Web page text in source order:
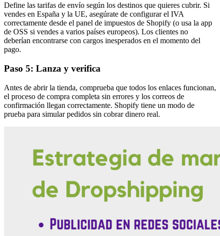
Define las tarifas de envío según los destinos que quieres cubrir. Si
vendes en España y la UE, asegúrate de configurar el IVA
correctamente desde el panel de impuestos de Shopify (o usa la app
de OSS si vendes a varios países europeos). Los clientes no
deberían encontrarse con cargos inesperados en el momento del
pago.
Paso 5: Lanza y verifica
Antes de abrir la tienda, comprueba que todos los enlaces funcionan,
el proceso de compra completa sin errores y los correos de
confirmación llegan correctamente. Shopify tiene un modo de
prueba para simular pedidos sin cobrar dinero real.